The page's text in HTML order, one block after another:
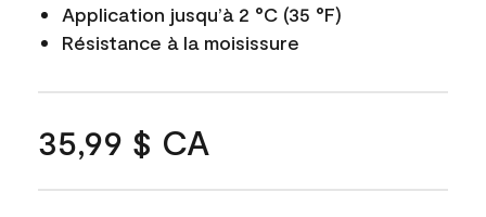
Application jusqu’à 2 °C (35 °F)
Résistance à la moisissure
35,99 $ CA